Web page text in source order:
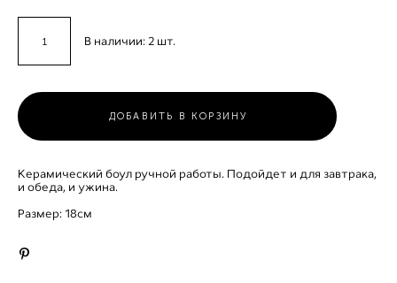
В наличии: 2 шт.
ДОБАВИТЬ В КОРЗИНУ
Керамический боул ручной работы. Подойдет и для завтрака,
и обеда, и ужина.
Размер: 18см